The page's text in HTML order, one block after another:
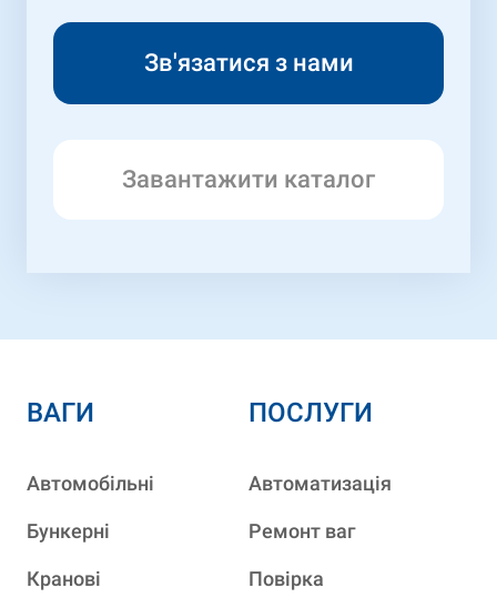
Завантажити каталог
ВАГИ
Автомобільні
Бункерні
Кранові
ПОСЛУГИ
Автоматизація
Ремонт ваг
Повірка